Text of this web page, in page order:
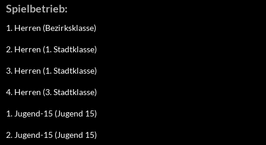
Spielbetrieb:
1. Herren (Bezirksklasse)
2. Herren (1. Stadtklasse)
3. Herren (1. Stadtklasse)
4. Herren (3. Stadtklasse)
1. Jugend-15 (Jugend 15)
2. Jugend-15 (Jugend 15)